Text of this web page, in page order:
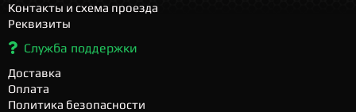
Контакты и схема проезда
Реквизиты
Служба поддержки
Доставка
Оплата
Политика безопасности